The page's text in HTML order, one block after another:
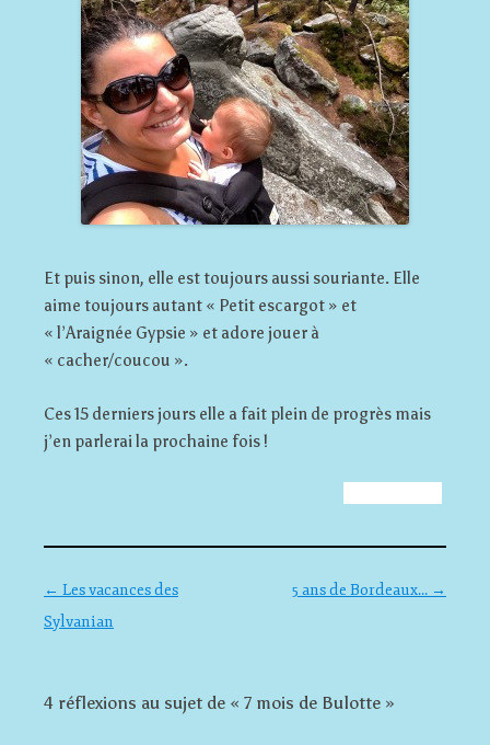
Et puis sinon, elle est toujours aussi souriante. Elle
aime toujours autant « Petit escargot » et
« l’Araignée Gypsie » et adore jouer à
« cacher/coucou ».
Ces 15 derniers jours elle a fait plein de progrès mais
j’en parlerai la prochaine fois !
Navigation des articles
← Les vacances des
Sylvanian
5 ans de Bordeaux… →
4 réflexions au sujet de « 7 mois de Bulotte »